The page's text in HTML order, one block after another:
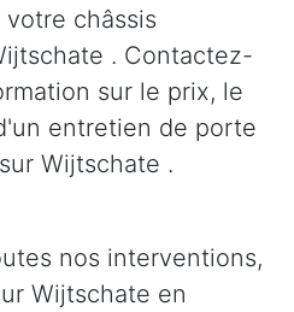
châssis
. Contactez-
sur le prix, le
entretien de porte
Wijtschate .
nos interventions,
Wijtschate en